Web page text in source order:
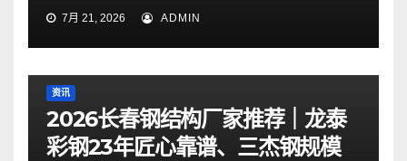
7月 21, 2026 ADMIN
资讯
2026长春钢结构厂家推荐｜龙泰
彩钢23年匠心靠谱、三杰钢规模